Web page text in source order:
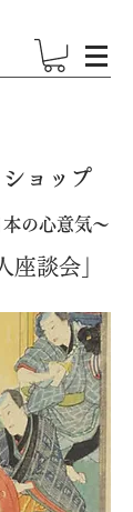
ョップ
本の心意気～
座談会」